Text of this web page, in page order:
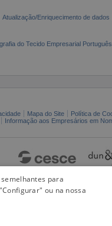
Atualização/Enriquecimento de dados
do Tecido Empresarial Português
Mapa do Site Política de
Informação aos Empresários em
para
ou na nossa